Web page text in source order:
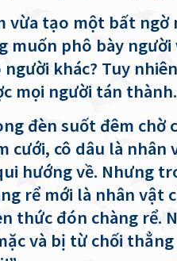
vừa tạo một bất ngờ
muốn phô bày người
khác? Tuy
mọi người tán thành.
đèn suốt đêm chờ
cưới, cô dâu là
hướng về. Nhưng
rể mới là nhân vật
thức đón chàng rể.
và bị từ chối